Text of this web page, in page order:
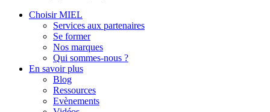
Choisir MIEL
Services aux partenaires
Se former
Nos marques
Qui sommes-nous ?
En savoir plus
Blog
Ressources
Evènements